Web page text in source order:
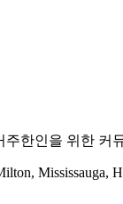
주한인을 위한 커
Mississauga,